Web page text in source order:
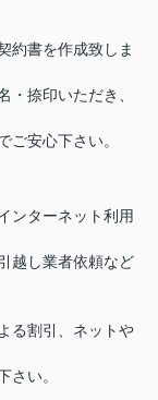
約書を作成致しま
・捺印いただき、
ご安心下さい。
ンターネット利用
越し業者依頼など
る割引、ネットや
さい。